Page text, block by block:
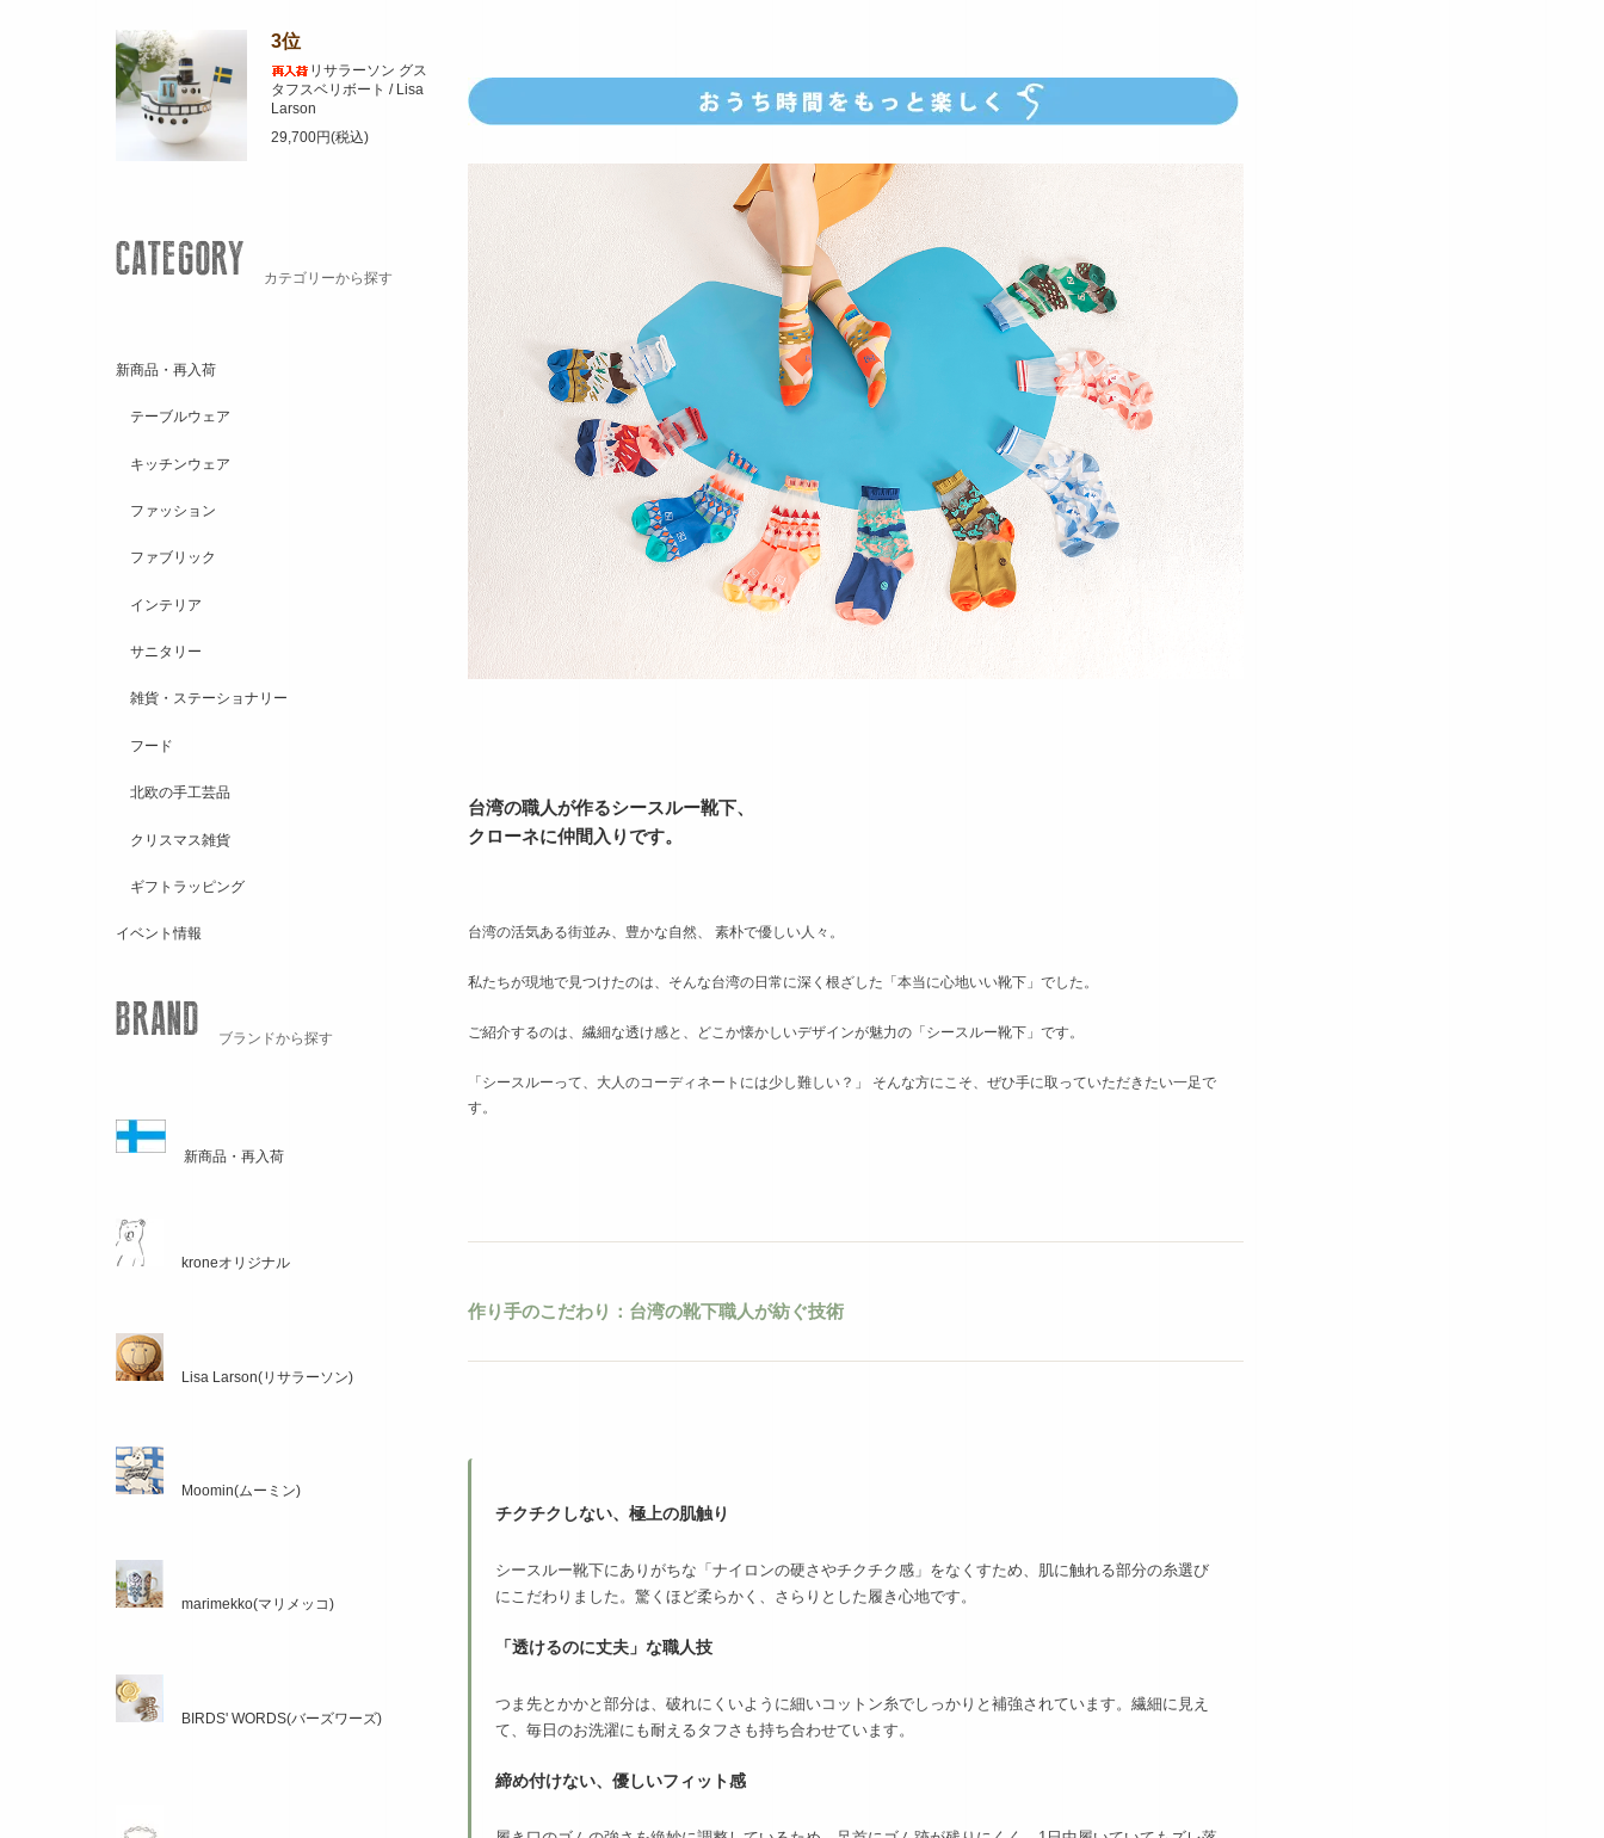
台湾の職人が作るシースルー靴下、
クローネに仲間入りです。
台湾の活気ある街並み、豊かな自然、 素朴で優しい人々。
私たちが現地で見つけたのは、そんな台湾の日常に深く根ざした「本当に心地いい靴下」でした。
ご紹介するのは、繊細な透け感と、どこか懐かしいデザインが魅力の「シースルー靴下」です。
「シースルーって、大人のコーディネートには少し難しい？」 そんな方にこそ、ぜひ手に取っていただきたい一足で
す。
作り手のこだわり：台湾の靴下職人が紡ぐ技術
チクチクしない、極上の肌触り
シースルー靴下にありがちな「ナイロンの硬さやチクチク感」をなくすため、肌に触れる部分の糸選び
にこだわりました。驚くほど柔らかく、さらりとした履き心地です。
「透けるのに丈夫」な職人技
つま先とかかと部分は、破れにくいように細いコットン糸でしっかりと補強されています。繊細に見え
て、毎日のお洗濯にも耐えるタフさも持ち合わせています。
締め付けない、優しいフィット感
3位
リサラーソン グス
タフスベリボート / Lisa
Larson
29,700円(税込)
カテゴリーから探す
新商品・再入荷
テーブルウェア
キッチンウェア
ファッション
ファブリック
インテリア
サニタリー
雑貨・ステーショナリー
フード
北欧の手工芸品
クリスマス雑貨
ギフトラッピング
イベント情報
ブランドから探す
新商品・再入荷
kroneオリジナル
Lisa Larson(リサラーソン)
Moomin(ムーミン)
marimekko(マリメッコ)
BIRDS' WORDS(バーズワーズ)